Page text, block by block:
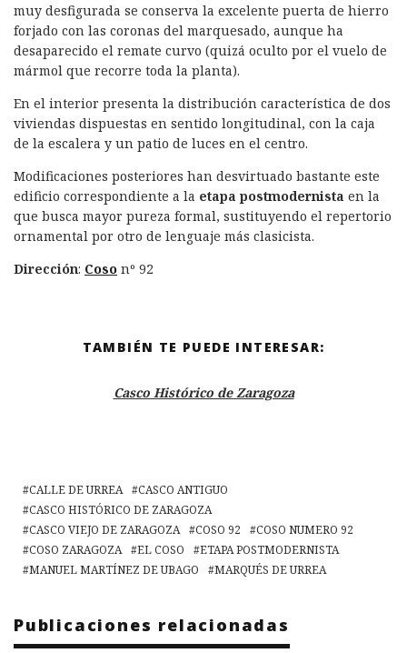
muy desfigurada se conserva la excelente puerta de hierro
forjado con las coronas del marquesado, aunque ha
desaparecido el remate curvo (quizá oculto por el vuelo de
mármol que recorre toda la planta).
En el interior presenta la distribución característica de dos
viviendas dispuestas en sentido longitudinal, con la caja
de la escalera y un patio de luces en el centro.
Modificaciones posteriores han desvirtuado bastante este
edificio correspondiente a la etapa postmodernista en la
que busca mayor pureza formal, sustituyendo el repertorio
ornamental por otro de lenguaje más clasicista.
Dirección: Coso nº 92
TAMBIÉN TE PUEDE INTERESAR:
Casco Histórico de Zaragoza
CALLE DE URREA
CASCO ANTIGUO
CASCO HISTÓRICO DE ZARAGOZA
CASCO VIEJO DE ZARAGOZA
COSO 92
COSO NUMERO 92
COSO ZARAGOZA
EL COSO
ETAPA POSTMODERNISTA
MANUEL MARTÍNEZ DE UBAGO
MARQUÉS DE URREA
Publicaciones relacionadas